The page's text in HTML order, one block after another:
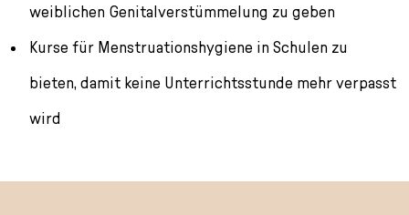
weiblichen Genitalverstümmelung zu geben
Kurse für Menstruationshygiene in Schulen zu
bieten, damit keine Unterrichtsstunde mehr verpasst
wird